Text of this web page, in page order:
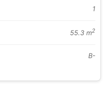
1
55.3 m2
B-